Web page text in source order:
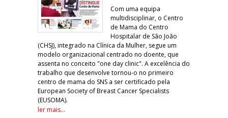
Com uma equipa
multidisciplinar, o Centro
de Mama do Centro
Hospitalar de São João
(CHSJ), integrado na Clínica da Mulher, segue um
modelo organizacional centrado no doente, que
assenta no conceito "one day clinic". A excelência do
trabalho que desenvolve tornou-o no primeiro
centro de mama do SNS a ser certificado pela
European Society of Breast Cancer Specialists
(EUSOMA).
ler mais...